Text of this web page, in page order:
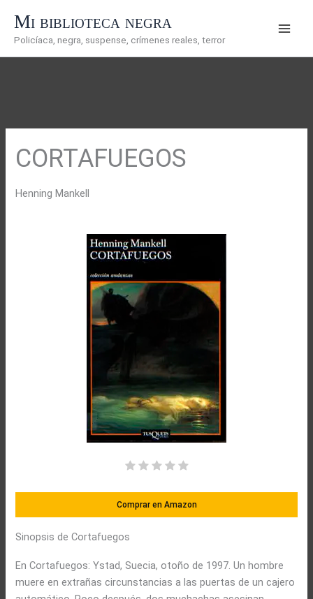
contenido
Mi biblioteca negra
Policíaca, negra, suspense, crímenes reales, terror
CORTAFUEGOS
Henning Mankell
Comprar en Amazon
Sinopsis de Cortafuegos
En Cortafuegos: Ystad, Suecia, otoño de 1997. Un hombre
muere en extrañas circunstancias a las puertas de un cajero